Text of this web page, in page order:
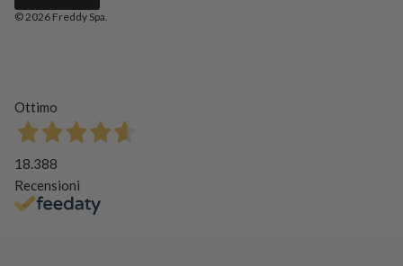
© 2026 Freddy Spa.
Ottimo
18.388
Recensioni